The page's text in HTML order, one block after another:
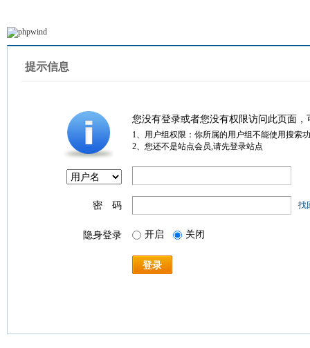
提示信息
您没有登录或者您没有权限访问此页面
1、用户组权限：你所属的用户组不能使用搜索
2、您还不是站点会员,请先登录站点
密 码 找
隐身登录 开启 关闭
登录